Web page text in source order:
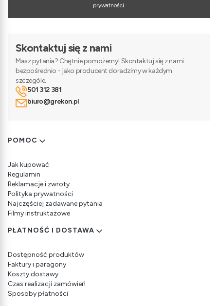
prywatności.
Skontaktuj się z nami
Masz pytania? Chętnie pomożemy! Skontaktuj się z nami
bezpośrednio - jako producent doradzimy w każdym
szczególe.
501 312 381
biuro@grekon.pl
Linki w stopce
POMOC
Jak kupować
Regulamin
Reklamacje i zwroty
Polityka prywatności
Najczęściej zadawane pytania
Filmy instruktażowe
PŁATNOŚĆ I DOSTAWA
Dostępność produktów
Faktury i paragony
Koszty dostawy
Czas realizacji zamówień
Sposoby płatności